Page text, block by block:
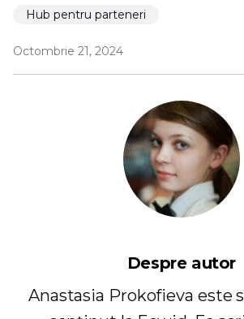
Hub pentru parteneri
Octombrie 21, 2024
Despre autor
Anastasia Prokofieva este